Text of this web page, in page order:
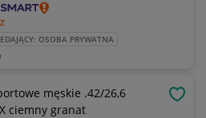
OSOBA PRYWATNA
.42/26,6
ciemny granat